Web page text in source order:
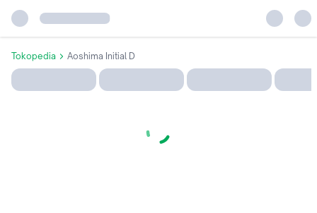
Tokopedia Aoshima Initial D